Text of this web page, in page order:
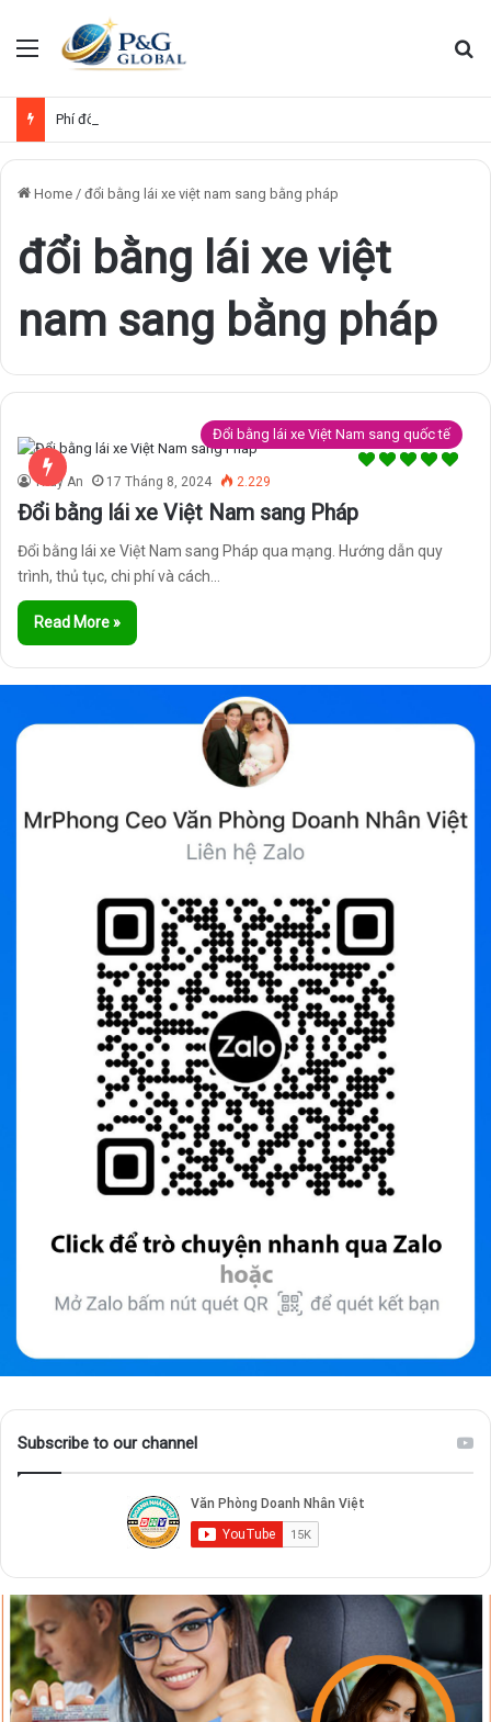
Menu
Phí đổi bằng lái xe Việt Nam sang quốc tế
Home / đổi bằng lái xe việt nam sang bằng pháp
đổi bằng lái xe việt
nam sang bằng pháp
Đổi bằng lái xe Việt Nam sang quốc tế
Thúy An 17 Tháng 8, 2024 2.229
Đổi bằng lái xe Việt Nam sang Pháp
Đổi bằng lái xe Việt Nam sang Pháp qua mạng. Hướng dẫn quy
trình, thủ tục, chi phí và cách…
Read More »
Subscribe to our channel